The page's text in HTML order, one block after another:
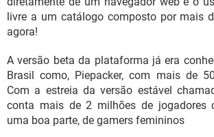
livre a um catálogo composto por mais
agora!
A versão beta da plataforma já era
Brasil como, Piepacker, com mais de
Com a estreia da versão estável
conta mais de 2 milhões de jogadores
uma boa parte, de gamers femininos